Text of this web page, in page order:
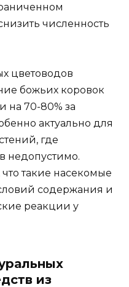
численность
цветоводов
божьих коровок
на 70-80% за
актуально для
где
недопустимо.
такие насекомые
содержания и
реакции у
из